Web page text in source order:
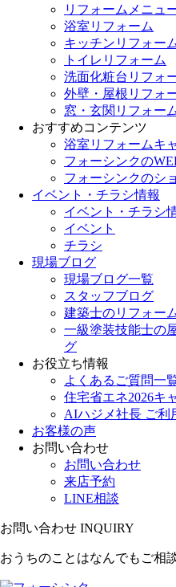
リフォームメニュ
浴室リフォーム
キッチンリフォー
トイレリフォーム
洗面化粧台リフォ
外壁・屋根リフォ
窓・玄関リフォー
おすすめコンテンツ
浴室リフォームキ
フォーシンクの
フォーシンクのシ
イベント・チラシ情報
イベント・チラシ
イベント
チラシ
現場ブログ
現場ブログ一覧
スタッフブログ
建築士のリフォー
一級塗装技能士の
グ
お役立ち情報
よくあるご質問一
住宅省エネ2026キ
AIハジメ社長 ご利
お客様の声
お問い合わせ
お問い合わせ
来店予約
LINE相談
お問い合わせ INQUIRY
おうちのことはなんでもご相